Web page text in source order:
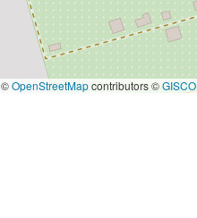
©OpenStreetMapcontributors ©GISCO